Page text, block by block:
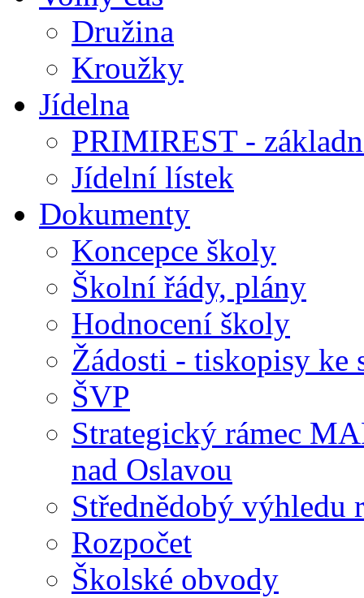
Družina
Kroužky
Jídelna
PRIMIREST -
Jídelní lístek
Dokumenty
Koncepce školy
Školní řády, plány
Hodnocení školy
Žádosti - tiskopisy ke
ŠVP
Strategický rámec
nad Oslavou
Střednědobý výhledu
Rozpočet
Školské obvody